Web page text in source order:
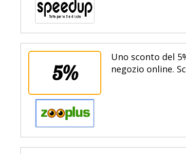
5%
Uno sconto del
negozio online.